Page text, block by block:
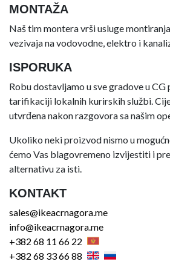
MONTAŽA
Naš tim montera vrši usluge
vezivaja na vodovodne, elektro i
ISPORUKA
Robu dostavljamo u sve gradove u
tarifikaciji lokalnih kurirskih službi.
utvrđena nakon razgovora sa našim
Ukoliko neki proizvod nismo u
ćemo Vas blagovremeno izvijestiti i
alternativu za isti.
KONTAKT
sales@ikeacrnagora.me
info@ikeacrnagora.me
+382 68 11 66 22
+382 68 33 66 88